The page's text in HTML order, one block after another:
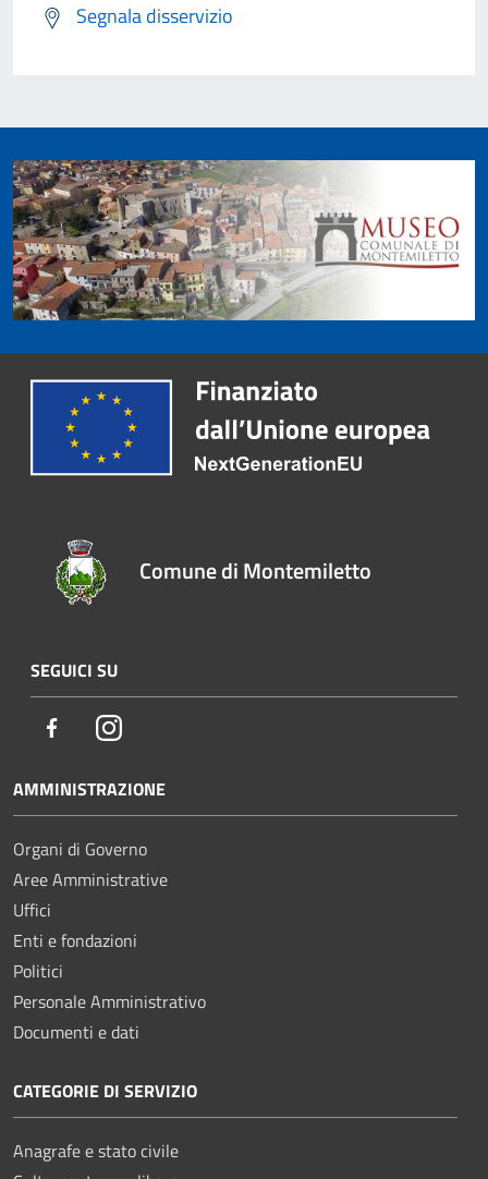
Segnala disservizio
Comune di Montemiletto
SEGUICI SU
FacebookInstagram
AMMINISTRAZIONE
Organi di Governo
Aree Amministrative
Uffici
Enti e fondazioni
Politici
Personale Amministrativo
Documenti e dati
CATEGORIE DI SERVIZIO
Anagrafe e stato civile